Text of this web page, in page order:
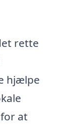
rette
hjælpe
at